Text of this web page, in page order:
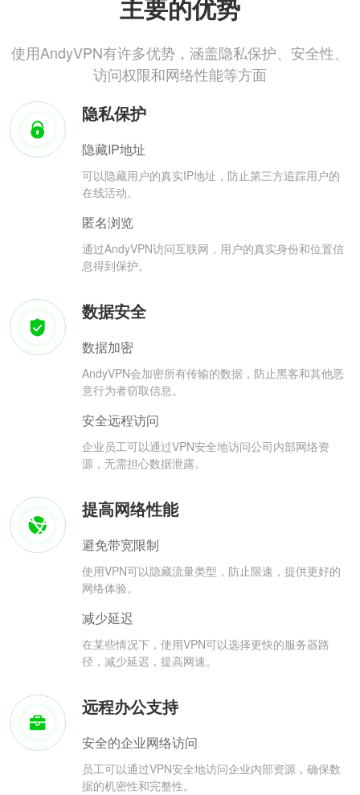
主要的优势
使用AndyVPN有许多优势，涵盖隐私保护、安全性、
访问权限和网络性能等方面
隐私保护
隐藏IP地址
可以隐藏用户的真实IP地址，防止第三方追踪用户的
在线活动。
匿名浏览
通过AndyVPN访问互联网，用户的真实身份和位置信
息得到保护。
数据安全
数据加密
AndyVPN会加密所有传输的数据，防止黑客和其他恶
意行为者窃取信息。
安全远程访问
企业员工可以通过VPN安全地访问公司内部网络资
源，无需担心数据泄露。
提高网络性能
避免带宽限制
使用VPN可以隐藏流量类型，防止限速，提供更好的
网络体验。
减少延迟
在某些情况下，使用VPN可以选择更快的服务器路
径，减少延迟，提高网速。
远程办公支持
安全的企业网络访问
员工可以通过VPN安全地访问企业内部资源，确保数
据的机密性和完整性。